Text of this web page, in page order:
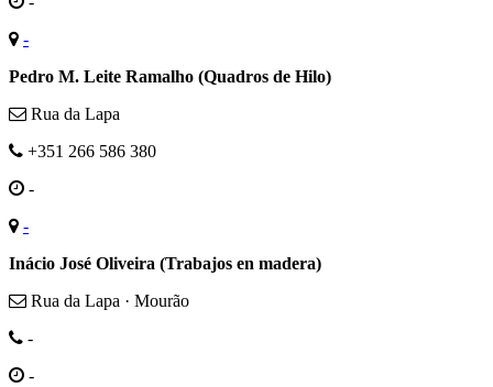
-
Pedro M. Leite Ramalho (Quadros de Hilo)
Rua da Lapa
+351 266 586 380
-
-
Inácio José Oliveira (Trabajos en madera)
Rua da Lapa · Mourão
-
-